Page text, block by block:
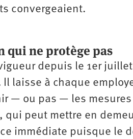
­convergeaient.
qui ne protège pas
depuis le 1er
Il laisse à chaque
— ou pas — les
qui peut mettre en
immédiate puisque le